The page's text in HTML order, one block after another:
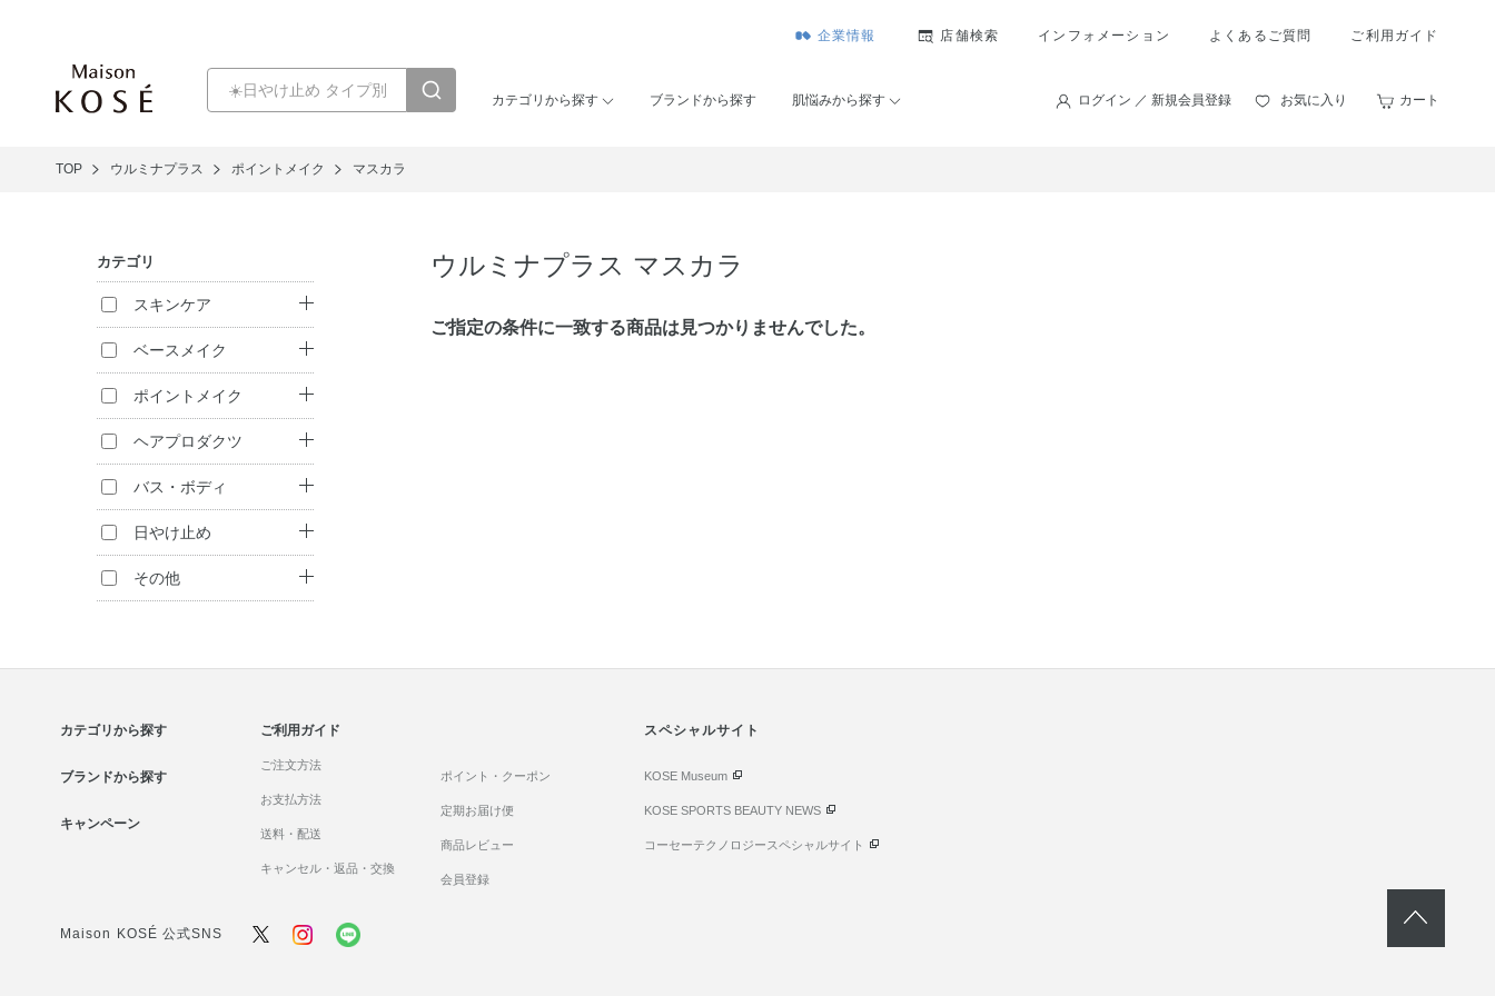
企業情報 店舗検索 インフォメーション よくあるご質問 ご利用ガイド
カテゴリから探す ブランドから探す 肌悩みから探す ログイン ／ 新規会員登録 お気に入り カート
TOP ウルミナプラス ポイントメイク マスカラ
ウルミナプラス マスカラ
カテゴリ
スキンケア
クレンジング
洗顔料
化粧水
乳液
クリーム
ジェル・美容液
ベースメイク
ファンデーション
化粧下地
フェイスパウダー
コントロールカラ
ポイントメイク
口紅・リキッドル
ージュ
アイシャドウ
アイブロウ
ネイルカラー
ヘアプロダクツ
シャンプー
ヘアパック・コン
ディショナー
ヘアスタイリング
白髪染め
バス・ボディ
ボディ洗浄料
ハンドケア
ボディケア・制汗
セット商品
日やけ止め
日やけ止め
その他
メンズ
美容サプリメント
ご指定の条件に⼀致する商品は見つかりませんでした。
カテゴリから探す
ブランドから探す
キャンペーン
ご利用ガイド
ご注文方法
お支払方法
送料・配送
キャンセル・返品・交換
ポイント・クーポン
定期お届け便
商品レビュー
会員登録
スペシャルサイト
KOSE Museum
KOSE SPORTS BEAUTY NEWS
コーセーテクノロジースペシャルサイト
Maison KOSÉ 公式SNS